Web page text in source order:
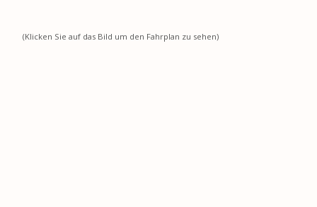
(Klicken Sie auf das Bild um den Fahrplan zu sehen)